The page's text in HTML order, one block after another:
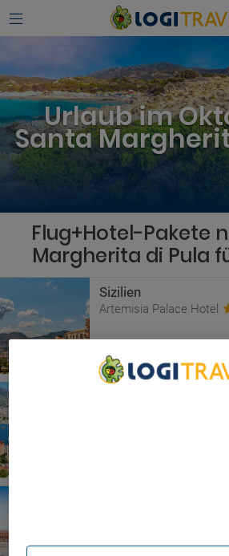
Urlaub im
Santa
Flug+Hotel-Pakete
Margherita di Pula
Sizilien
Artemisia Palace Hotel